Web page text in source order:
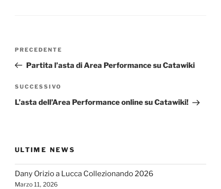
Articolo
precedente:
PRECEDENTE
Partita l’asta di Area Performance su Catawiki
Articolo
successivo
SUCCESSIVO
L’asta dell’Area Performance online su Catawiki!
ULTIME NEWS
Dany Orizio a Lucca Collezionando 2026
Marzo 11, 2026